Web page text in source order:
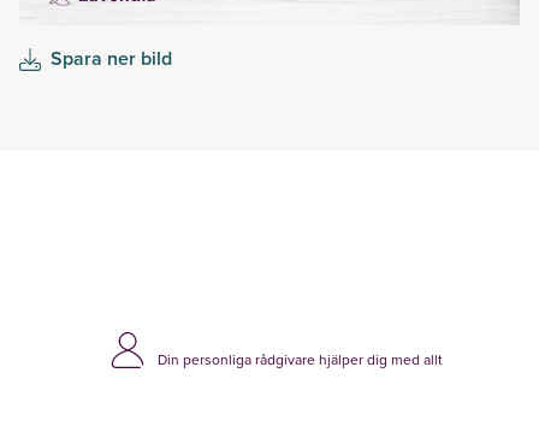
Spara ner bild
Din personliga rådgivare hjälper dig med allt